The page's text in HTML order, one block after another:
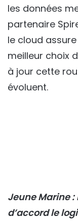
les données
partenaire
le cloud
meilleur choix
à jour cette
évoluent.
Jeune Marine
d’accord le